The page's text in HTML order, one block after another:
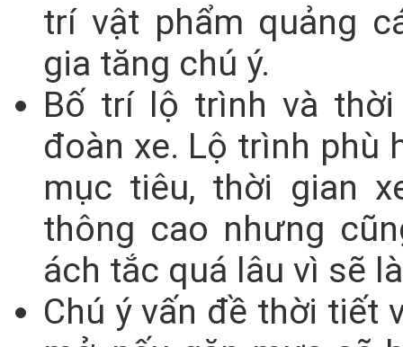
trí vật phẩm quảng
gia tăng chú ý.
Bố trí lộ trình và
đoàn xe. Lộ trình phù
mục tiêu, thời gian
thông cao nhưng
ách tắc quá lâu vì sẽ
Chú ý vấn đề thời tiết